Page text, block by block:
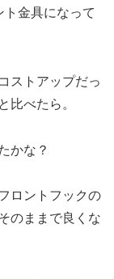
金具になって
ストアップだっ
比べたら。
かな？
ロントフックの
のままで良くな